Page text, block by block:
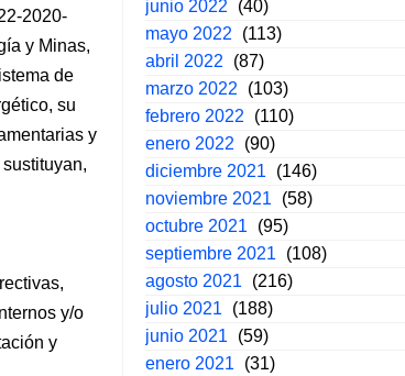
2020-
y Minas,
de
su
y
y/o
y
junio 2022
(40)
mayo 2022
(113)
abril 2022
(87)
marzo 2022
(103)
febrero 2022
(110)
enero 2022
(90)
diciembre 2021
(146)
noviembre 2021
(58)
octubre 2021
(95)
septiembre 2021
(108)
agosto 2021
(216)
julio 2021
(188)
junio 2021
(59)
enero 2021
(31)